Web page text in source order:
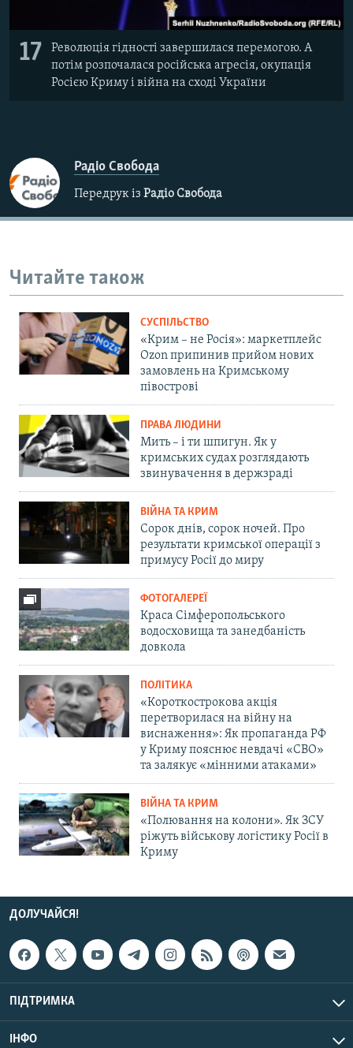
17
Революція гідності завершилася перемогою. А
потім розпочалася російська агресія, окупація
Росією Криму і війна на сході України
Радіо Свобода
Передрук із Радіо Свобода
Читайте також
СУСПІЛЬСТВО
«Крим – не Росія»: маркетплейс
Ozon припинив прийом нових
замовлень на Кримському
півострові
ПРАВА ЛЮДИНИ
Мить – і ти шпигун. Як у
кримських судах розглядають
звинувачення в держзраді
ВІЙНА ТА КРИМ
Сорок днів, сорок ночей. Про
результати кримської операції з
примусу Росії до миру
ФОТОГАЛЕРЕЇ
Краса Сімферопольського
водосховища та занедбаність
довкола
ПОЛІТИКА
«Короткострокова акція
перетворилася на війну на
виснаження»: Як пропаганда РФ
у Криму пояснює невдачі «СВО»
та залякує «мінними атаками»
ВІЙНА ТА КРИМ
«Полювання на колони». Як ЗСУ
ріжуть військову логістику Росії в
Криму
ДОЛУЧАЙСЯ!
ПІДТРИМКА
ІНФО